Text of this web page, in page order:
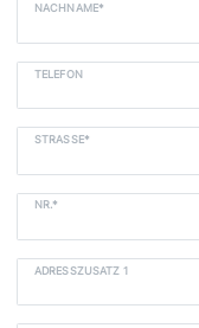
NACHNAME*
TELEFON
STRASSE*
NR.*
ADRESSZUSATZ 1